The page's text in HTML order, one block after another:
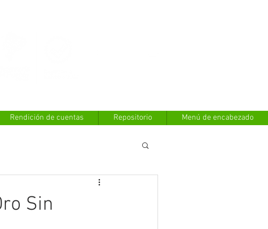
Rendición de cuentas Repositorio Menú de encabezado
Sin